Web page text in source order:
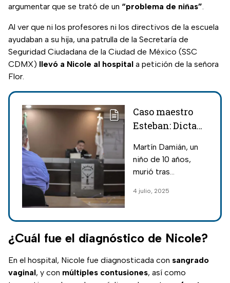
argumentar que se trató de un “problema de niñas”.
Al ver que ni los profesores ni los directivos de la escuela
ayudaban a su hija, una patrulla de la Secretaría de
Seguridad Ciudadana de la Ciudad de México (SSC
CDMX) llevó a Nicole al hospital a petición de la señora
Flor.
Caso maestro
Esteban: Dictan
profesor por
muerte del
Damián
Martín Damián, un
niño de 10 años,
murió tras
escuela de Mexicali;
protestas por el
juicio donde un
docente es
acusado.
4 julio, 2025
¿Cuál fue el diagnóstico de Nicole?
En el hospital, Nicole fue diagnosticada con sangrado
vaginal, y con múltiples contusiones, así como